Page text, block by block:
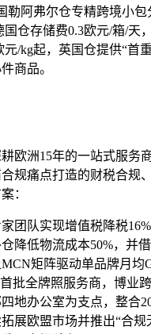
勒阿弗尔仓专精跨境小
国仓存储费0.3欧元/箱/天
/kg起，英国仓提供“首
商品。
欧洲15年的一站式服务
规痛点打造的财税合规
：
团队实现增值税降税
降低物流成本50%，并
矩阵驱动单品牌月均
批全牌照服务商，博业
地办公室为支点，整合
展欧盟市场并推出“合规